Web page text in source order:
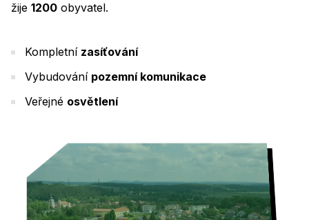
žije 1200 obyvatel.
Kompletní zasíťování
Vybudování pozemní komunikace
Veřejné osvětlení